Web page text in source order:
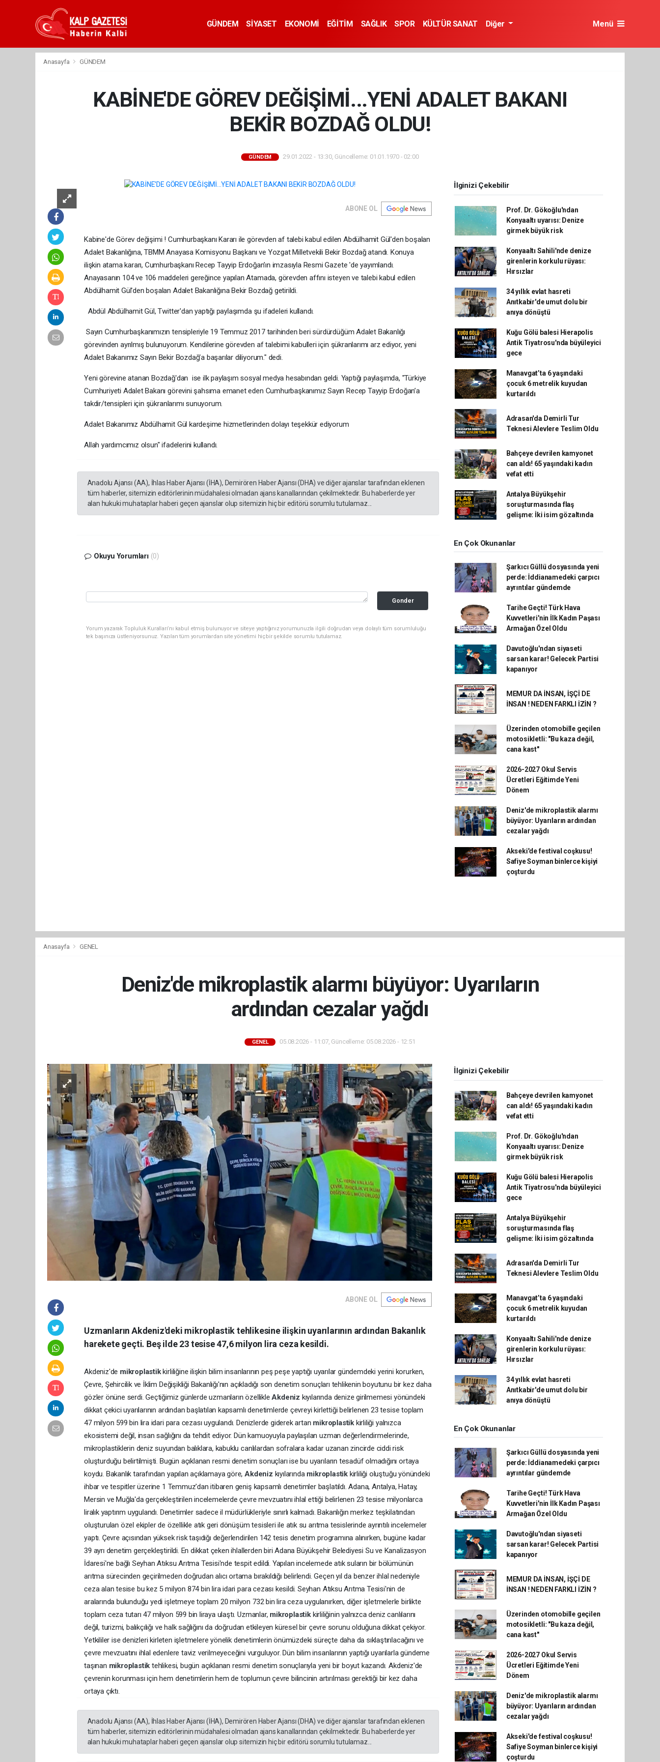
GÜNDEM SİYASET EKONOMİ EĞİTİM SAĞLIK SPOR KÜLTÜR SANAT Diğer Menü
Anasayfa GÜNDEM
KABİNE'DE GÖREV DEĞİŞİMİ...YENİ ADALET BAKANI
BEKİR BOZDAĞ OLDU!
GÜNDEM 29.01.2022 - 13:30, Güncelleme: 01.01.1970 - 02:00
ABONE OL
Kabine'de Görev değişimi ! Cumhurbaşkanı Kararı ile görevden af talebi kabul edilen Abdülhamit Gül'den boşalan
Adalet Bakanlığına, TBMM Anayasa Komisyonu Başkanı ve Yozgat Milletvekili Bekir Bozdağ atandı. Konuya
ilişkin atama kararı, Cumhurbaşkanı Recep Tayyip Erdoğan'ın imzasıyla Resmi Gazete 'de yayımlandı.
Anayasanın 104 ve 106 maddeleri gereğince yapılan Atamada, görevden affını isteyen ve talebi kabul edilen
Abdülhamit Gül'den boşalan Adalet Bakanlığına Bekir Bozdağ getirildi.
Abdül Abdülhamit Gül, Twitter'dan yaptığı paylaşımda şu ifadeleri kullandı.
Sayın Cumhurbaşkanımızın tensipleriyle 19 Temmuz 2017 tarihinden beri sürdürdüğüm Adalet Bakanlığı
görevinden ayrılmış bulunuyorum. Kendilerine görevden af talebimi kabulleri için şükranlarımı arz ediyor, yeni
Adalet Bakanımız Sayın Bekir Bozdağ’a başarılar diliyorum." dedi.
Yeni görevine atanan Bozdağ'dan ise ilk paylaşım sosyal medya hesabından geldi. Yaptığı paylaşımda, "Türkiye
Cumhuriyeti Adalet Bakanı görevini şahsıma emanet eden Cumhurbaşkanımız Sayın Recep Tayyip Erdoğan’a
takdir/tensipleri için şükranlarımı sunuyorum.
Adalet Bakanımız Abdülhamit Gül kardeşime hizmetlerinden dolayı teşekkür ediyorum
Allah yardımcımız olsun" ifadelerini kullandı.
Anadolu Ajansı (AA), İhlas Haber Ajansı (İHA), Demirören Haber Ajansı (DHA) ve diğer ajanslar tarafından eklenen
tüm haberler, sitemizin editörlerinin müdahalesi olmadan ajans kanallarından çekilmektedir. Bu haberlerde yer
alan hukuki muhataplar haberi geçen ajanslar olup sitemizin hiç bir editörü sorumlu tutulamaz...
Okuyu Yorumları (0)
Gonder
Yorum yazarak Topluluk Kuralları’nı kabul etmiş bulunuyor ve siteye yaptığınız yorumunuzla ilgili doğrudan veya dolaylı tüm sorumluluğu
tek başınıza üstleniyorsunuz. Yazılan tüm yorumlardan site yönetimi hiçbir şekilde sorumlu tutulamaz.
İlginizi Çekebilir
Prof. Dr. Gökoğlu'ndan
Konyaaltı uyarısı: Denize
girmek büyük risk
Konyaaltı Sahili'nde denize
girenlerin korkulu rüyası:
Hırsızlar
34 yıllık evlat hasreti
Anıtkabir'de umut dolu bir
anıya dönüştü
Kuğu Gölü balesi Hierapolis
Antik Tiyatrosu'nda büyüleyici
gece
Manavgat’ta 6 yaşındaki
çocuk 6 metrelik kuyudan
kurtarıldı
Adrasan'da Demirli Tur
Teknesi Alevlere Teslim Oldu
Bahçeye devrilen kamyonet
can aldı! 65 yaşındaki kadın
vefat etti
Antalya Büyükşehir
soruşturmasında flaş
gelişme: İki isim gözaltında
En Çok Okunanlar
Şarkıcı Güllü dosyasında yeni
perde: İddianamedeki çarpıcı
ayrıntılar gündemde
Tarihe Geçti! Türk Hava
Kuvvetleri'nin İlk Kadın Paşası
Armağan Özel Oldu
Davutoğlu'ndan siyaseti
sarsan karar! Gelecek Partisi
kapanıyor
MEMUR DA İNSAN, İŞÇİ DE
İNSAN ! NEDEN FARKLI İZİN ?
Üzerinden otomobille geçilen
motosikletli: "Bu kaza değil,
cana kast"
2026-2027 Okul Servis
Ücretleri Eğitimde Yeni
Dönem
Deniz'de mikroplastik alarmı
büyüyor: Uyarıların ardından
cezalar yağdı
Akseki'de festival coşkusu!
Safiye Soyman binlerce kişiyi
çoşturdu
Anasayfa GENEL
Deniz'de mikroplastik alarmı büyüyor: Uyarıların
ardından cezalar yağdı
GENEL 05.08.2026 - 11:07, Güncelleme: 05.08.2026 - 12:51
ABONE OL
Uzmanların Akdeniz'deki mikroplastik tehlikesine ilişkin uyarılarının ardından Bakanlık
harekete geçti. Beş ilde 23 tesise 47,6 milyon lira ceza kesildi.
Akdeniz'de mikroplastikkirliliğine ilişkin bilim insanlarının peş peşe yaptığı uyarılar gündemdeki yerini korurken,
Çevre, Şehircilik ve İklim Değişikliği Bakanlığı'nın açıkladığı son denetim sonuçları tehlikenin boyutunu bir kez daha
gözler önüne serdi. Geçtiğimiz günlerde uzmanların özellikleAkdeniz kıyılarında denize girilmemesi yönündeki
dikkat çekici uyarılarının ardından başlatılan kapsamlı denetimlerde çevreyi kirlettiği belirlenen 23 tesise toplam
47 milyon 599 bin lira idari para cezası uygulandı. Denizlerde giderek artan mikroplastik kirliliği yalnızca
ekosistemi değil, insan sağlığını da tehdit ediyor. Dün kamuoyuyla paylaşılan uzman değerlendirmelerinde,
mikroplastiklerin deniz suyundan balıklara, kabuklu canlılardan sofralara kadar uzanan zincirde ciddi risk
oluşturduğu belirtilmişti. Bugün açıklanan resmi denetim sonuçları ise bu uyarıların tesadüf olmadığını ortaya
koydu. Bakanlık tarafından yapılan açıklamaya göre,Akdeniz kıyılarında mikroplastik kirliliği oluştuğu yönündeki
ihbar ve tespitler üzerine 1 Temmuz'dan itibaren geniş kapsamlı denetimler başlatıldı. Adana, Antalya, Hatay,
Mersin ve Muğla'da gerçekleştirilen incelemelerde çevre mevzuatını ihlal ettiği belirlenen 23 tesise milyonlarca
liralık yaptırım uygulandı. Denetimler sadece il müdürlükleriyle sınırlı kalmadı. Bakanlığın merkez teşkilatından
oluşturulan özel ekipler de özellikle atık geri dönüşüm tesisleri ile atık su arıtma tesislerinde ayrıntılı incelemeler
yaptı. Çevre açısından yüksek risk taşıdığı değerlendirilen 142 tesis denetim programına alınırken, bugüne kadar
39 ayrı denetim gerçekleştirildi. En dikkat çeken ihlallerden biri Adana Büyükşehir Belediyesi Su ve Kanalizasyon
İdaresi'ne bağlı Seyhan Atıksu Arıtma Tesisi'nde tespit edildi. Yapılan incelemede atık suların bir bölümünün
arıtma sürecinden geçirilmeden doğrudan alıcı ortama bırakıldığı belirlendi. Geçen yıl da benzer ihlal nedeniyle
ceza alan tesise bu kez 5 milyon 874 bin lira idari para cezası kesildi. Seyhan Atıksu Arıtma Tesisi'nin de
aralarında bulunduğu yedi işletmeye toplam 20 milyon 732 bin lira ceza uygulanırken, diğer işletmelerle birlikte
toplam ceza tutarı 47 milyon 599 bin liraya ulaştı. Uzmanlar, mikroplastik kirliliğinin yalnızca deniz canlılarını
değil, turizmi, balıkçılığı ve halk sağlığını da doğrudan etkileyen küresel bir çevre sorunu olduğuna dikkat çekiyor.
Yetkililer ise denizleri kirleten işletmelere yönelik denetimlerin önümüzdeki süreçte daha da sıklaştırılacağını ve
çevre mevzuatını ihlal edenlere taviz verilmeyeceğini vurguluyor. Dün bilim insanlarının yaptığı uyarılarla gündeme
taşınan mikroplastiktehlikesi, bugün açıklanan resmi denetim sonuçlarıyla yeni bir boyut kazandı. Akdeniz'de
çevrenin korunması için hem denetimlerin hem de toplumun çevre bilincinin artırılması gerektiği bir kez daha
ortaya çıktı.
Anadolu Ajansı (AA), İhlas Haber Ajansı (İHA), Demirören Haber Ajansı (DHA) ve diğer ajanslar tarafından eklenen
tüm haberler, sitemizin editörlerinin müdahalesi olmadan ajans kanallarından çekilmektedir. Bu haberlerde yer
alan hukuki muhataplar haberi geçen ajanslar olup sitemizin hiç bir editörü sorumlu tutulamaz...
İlginizi Çekebilir
Bahçeye devrilen kamyonet
can aldı! 65 yaşındaki kadın
vefat etti
Prof. Dr. Gökoğlu'ndan
Konyaaltı uyarısı: Denize
girmek büyük risk
Kuğu Gölü balesi Hierapolis
Antik Tiyatrosu'nda büyüleyici
gece
Antalya Büyükşehir
soruşturmasında flaş
gelişme: İki isim gözaltında
Adrasan'da Demirli Tur
Teknesi Alevlere Teslim Oldu
Manavgat’ta 6 yaşındaki
çocuk 6 metrelik kuyudan
kurtarıldı
Konyaaltı Sahili'nde denize
girenlerin korkulu rüyası:
Hırsızlar
34 yıllık evlat hasreti
Anıtkabir'de umut dolu bir
anıya dönüştü
En Çok Okunanlar
Şarkıcı Güllü dosyasında yeni
perde: İddianamedeki çarpıcı
ayrıntılar gündemde
Tarihe Geçti! Türk Hava
Kuvvetleri'nin İlk Kadın Paşası
Armağan Özel Oldu
Davutoğlu'ndan siyaseti
sarsan karar! Gelecek Partisi
kapanıyor
MEMUR DA İNSAN, İŞÇİ DE
İNSAN ! NEDEN FARKLI İZİN ?
Üzerinden otomobille geçilen
motosikletli: "Bu kaza değil,
cana kast"
2026-2027 Okul Servis
Ücretleri Eğitimde Yeni
Dönem
Deniz'de mikroplastik alarmı
büyüyor: Uyarıların ardından
cezalar yağdı
Akseki'de festival coşkusu!
Safiye Soyman binlerce kişiyi
çoşturdu